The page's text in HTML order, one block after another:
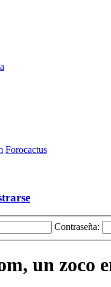
Forocactus
Contraseña:
un zoco